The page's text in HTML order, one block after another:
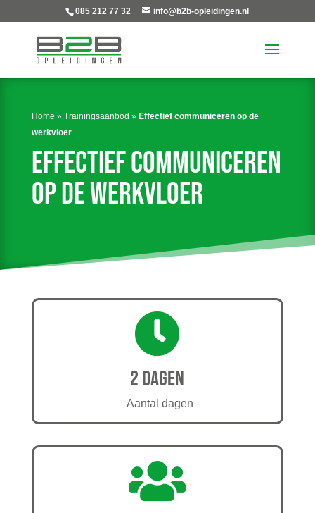
085 212 77 32 info@b2b-opleidingen.nl
Home » Trainingsaanbod » Effectief communiceren op de
werkvloer
Effectief communiceren
op de werkvloer

2 dagen
Aantal dagen
